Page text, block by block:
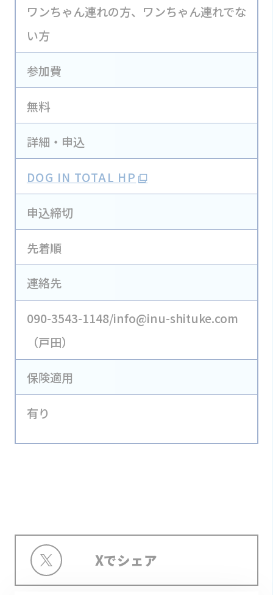
ワンちゃん連れの方、ワンちゃん連れでな
い方
参加費
無料
詳細・申込
DOG IN TOTAL HP
申込締切
先着順
連絡先
090-3543-1148/info@inu-shituke.com
（戸田）
保険適用
有り
Xでシェア